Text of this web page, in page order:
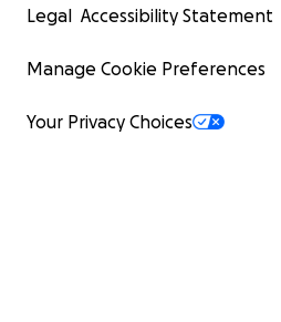
Legal Accessibility Statement
Manage Cookie Preferences
Your Privacy Choices